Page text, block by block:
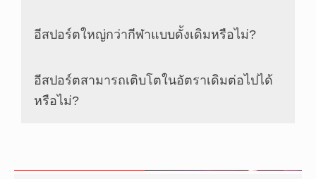
อีสปอร์ตใหญ่กว่ากีฬาแบบดั้งเดิมหรือไม่?
อีสปอร์ตสามารถเติบโตในอัตราเดิมต่อไปได้
หรือไม่?